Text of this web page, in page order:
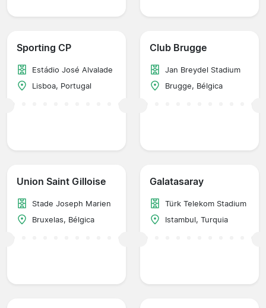
Sporting CP
Estádio José Alvalade
Lisboa, Portugal
Club Brugge
Jan Breydel Stadium
Brugge, Bélgica
Union Saint Gilloise
Stade Joseph Marien
Bruxelas, Bélgica
Galatasaray
Türk Telekom Stadium
Istambul, Turquia